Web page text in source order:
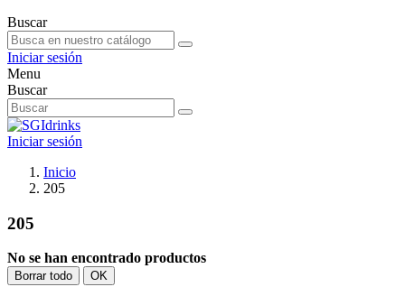
Buscar
Iniciar sesión
Menu
Buscar
Iniciar sesión
Inicio
205
205
No se han encontrado productos
Borrar todo OK